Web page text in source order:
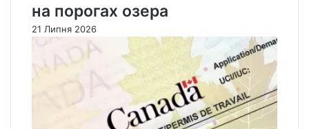
на порогах озера
21 Липня 2026